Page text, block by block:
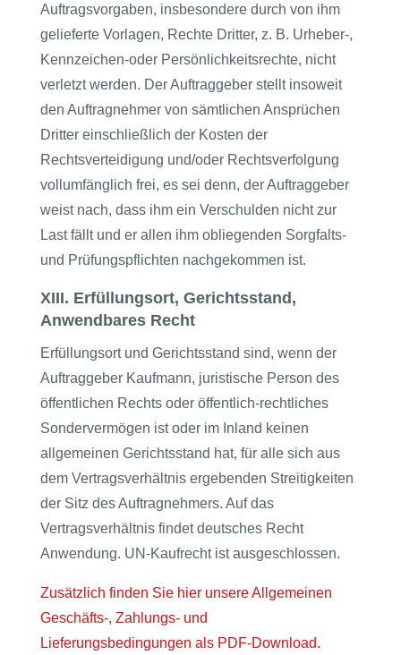
Auftragsvorgaben, insbesondere durch von ihm
gelieferte Vorlagen, Rechte Dritter, z. B. Urheber-,
Kennzeichen-oder Persönlichkeitsrechte, nicht
verletzt werden. Der Auftraggeber stellt insoweit
den Auftragnehmer von sämtlichen Ansprüchen
Dritter einschließlich der Kosten der
Rechtsverteidigung und/oder Rechtsverfolgung
vollumfänglich frei, es sei denn, der Auftraggeber
weist nach, dass ihm ein Verschulden nicht zur
Last fällt und er allen ihm obliegenden Sorgfalts-
und Prüfungspflichten nachgekommen ist.
XIII. Erfüllungsort, Gerichtsstand,
Anwendbares Recht
Erfüllungsort und Gerichtsstand sind, wenn der
Auftraggeber Kaufmann, juristische Person des
öffentlichen Rechts oder öffentlich-rechtliches
Sondervermögen ist oder im Inland keinen
allgemeinen Gerichtsstand hat, für alle sich aus
dem Vertragsverhältnis ergebenden Streitigkeiten
der Sitz des Auftragnehmers. Auf das
Vertragsverhältnis findet deutsches Recht
Anwendung. UN-Kaufrecht ist ausgeschlossen.
Zusätzlich finden Sie hier unsere Allgemeinen
Geschäfts-, Zahlungs- und
Lieferungsbedingungen als PDF-Download.